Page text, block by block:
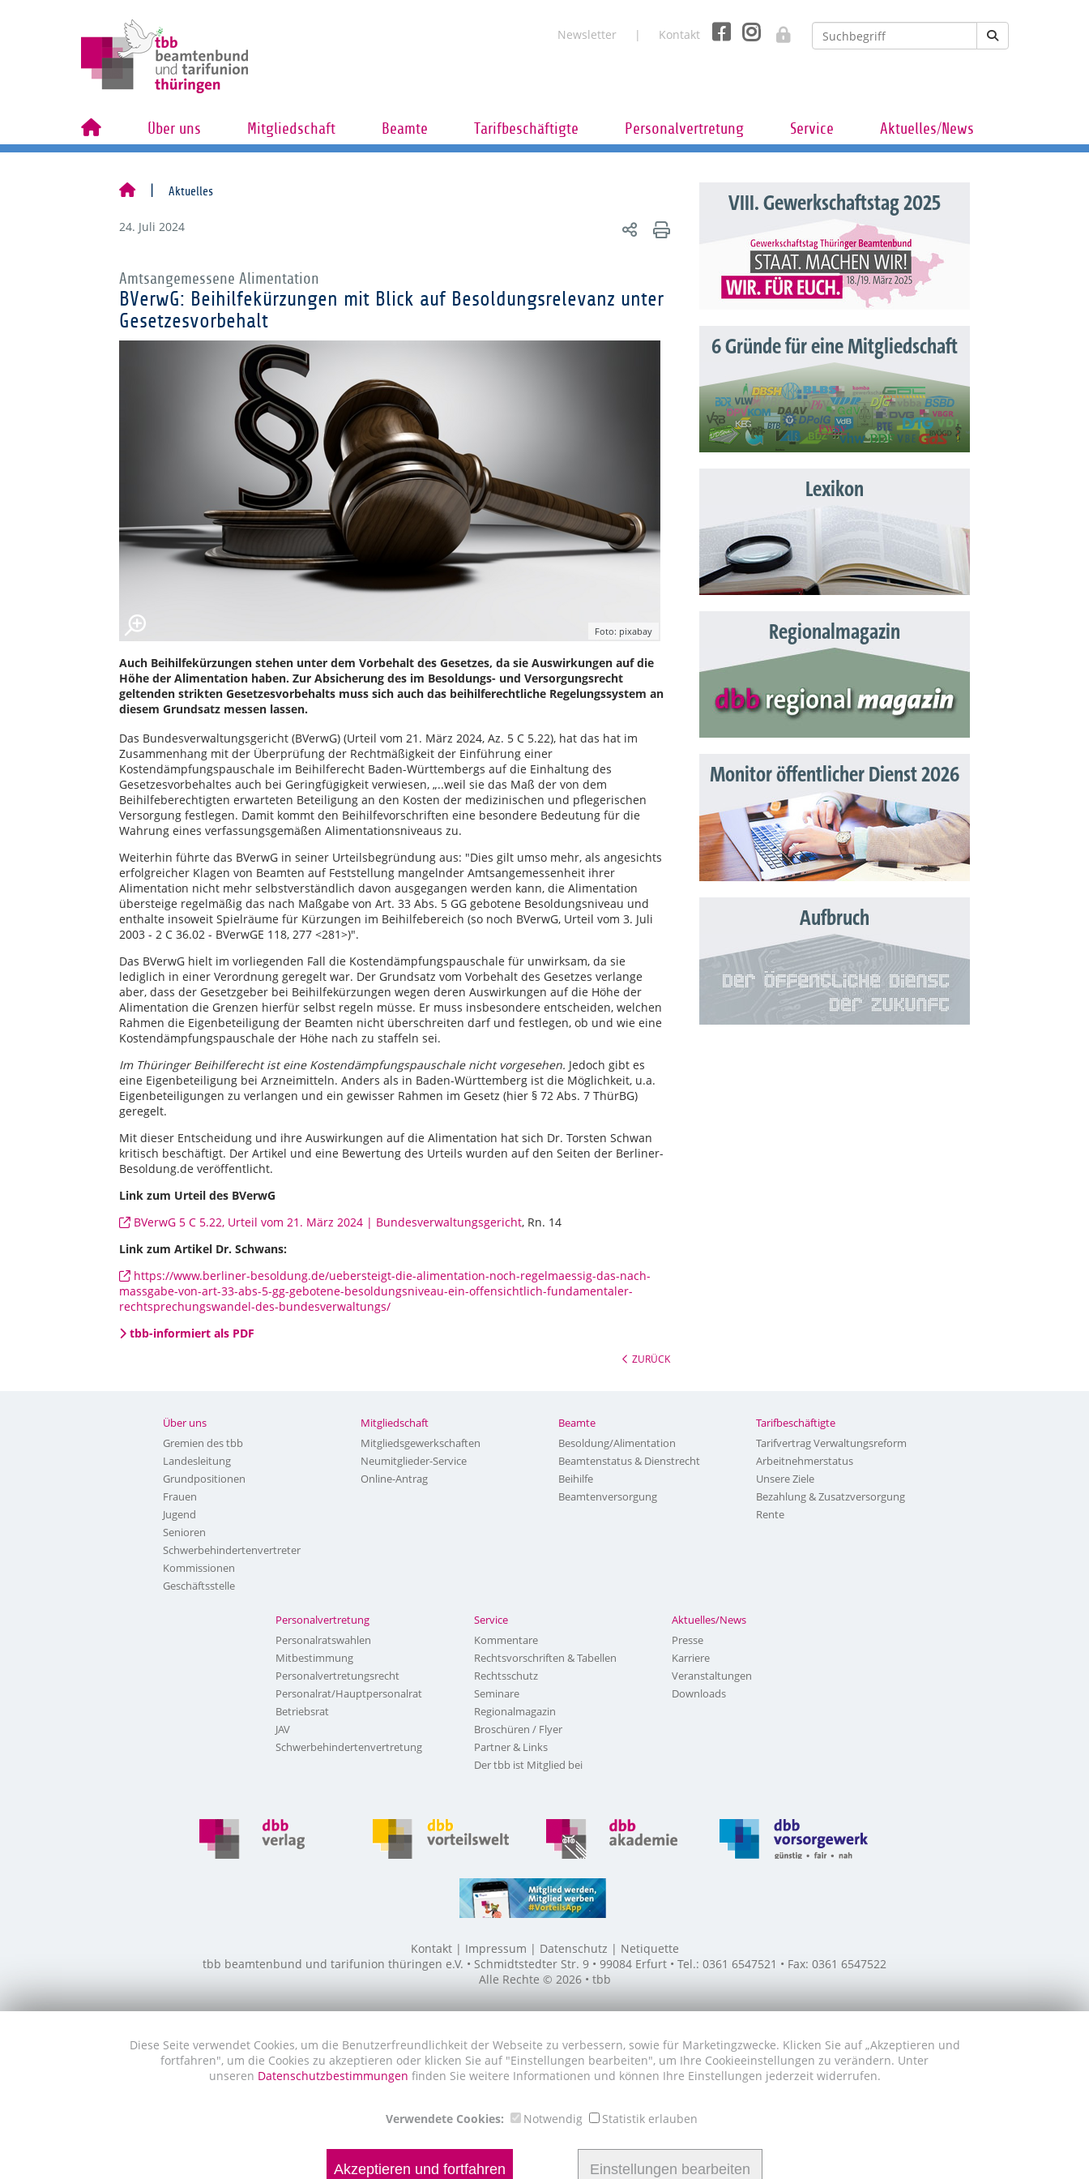
Newsletter Kontakt
Über uns Mitgliedschaft Beamte Tarifbeschäftigte Personalvertretung Service Aktuelles/News
Aktuelles
24. Juli 2024
Amtsangemessene Alimentation
BVerwG: Beihilfekürzungen mit Blick auf Besoldungsrelevanz unter
Gesetzesvorbehalt
Foto: pixabay
Auch Beihilfekürzungen stehen unter dem Vorbehalt des Gesetzes, da sie Auswirkungen auf die
Höhe der Alimentation haben. Zur Absicherung des im Besoldungs- und Versorgungsrecht
geltenden strikten Gesetzesvorbehalts muss sich auch das beihilferechtliche Regelungssystem an
diesem Grundsatz messen lassen.
Das Bundesverwaltungsgericht (BVerwG) (Urteil vom 21. März 2024, Az. 5 C 5.22), hat das hat im
Zusammenhang mit der Überprüfung der Rechtmäßigkeit der Einführung einer
Kostendämpfungspauschale im Beihilferecht Baden-Württembergs auf die Einhaltung des
Gesetzesvorbehaltes auch bei Geringfügigkeit verwiesen, „..weil sie das Maß der von dem
Beihilfeberechtigten erwarteten Beteiligung an den Kosten der medizinischen und pflegerischen
Versorgung festlegen. Damit kommt den Beihilfevorschriften eine besondere Bedeutung für die
Wahrung eines verfassungsgemäßen Alimentationsniveaus zu.
Weiterhin führte das BVerwG in seiner Urteilsbegründung aus: "Dies gilt umso mehr, als angesichts
erfolgreicher Klagen von Beamten auf Feststellung mangelnder Amtsangemessenheit ihrer
Alimentation nicht mehr selbstverständlich davon ausgegangen werden kann, die Alimentation
übersteige regelmäßig das nach Maßgabe von Art. 33 Abs. 5 GG gebotene Besoldungsniveau und
enthalte insoweit Spielräume für Kürzungen im Beihilfebereich (so noch BVerwG, Urteil vom 3. Juli
2003 - 2 C 36.02 - BVerwGE 118, 277 <281>)".
Das BVerwG hielt im vorliegenden Fall die Kostendämpfungspauschale für unwirksam, da sie
lediglich in einer Verordnung geregelt war. Der Grundsatz vom Vorbehalt des Gesetzes verlange
aber, dass der Gesetzgeber bei Beihilfekürzungen wegen deren Auswirkungen auf die Höhe der
Alimentation die Grenzen hierfür selbst regeln müsse. Er muss insbesondere entscheiden, welchen
Rahmen die Eigenbeteiligung der Beamten nicht überschreiten darf und festlegen, ob und wie eine
Kostendämpfungspauschale der Höhe nach zu staffeln sei.
Im Thüringer Beihilferecht ist eine Kostendämpfungspauschale nicht vorgesehen. Jedoch gibt es
eine Eigenbeteiligung bei Arzneimitteln. Anders als in Baden-Württemberg ist die Möglichkeit, u.a.
Eigenbeteiligungen zu verlangen und ein gewisser Rahmen im Gesetz (hier § 72 Abs. 7 ThürBG)
geregelt.
Mit dieser Entscheidung und ihre Auswirkungen auf die Alimentation hat sich Dr. Torsten Schwan
kritisch beschäftigt. Der Artikel und eine Bewertung des Urteils wurden auf den Seiten der Berliner-
Besoldung.de veröffentlicht.
Link zum Urteil des BVerwG
BVerwG 5 C 5.22, Urteil vom 21. März 2024 | Bundesverwaltungsgericht, Rn. 14
Link zum Artikel Dr. Schwans:
https://www.berliner-besoldung.de/uebersteigt-die-alimentation-noch-regelmaessig-das-nach-
massgabe-von-art-33-abs-5-gg-gebotene-besoldungsniveau-ein-offensichtlich-fundamentaler-
rechtsprechungswandel-des-bundesverwaltungs/
tbb-informiert als PDF
ZURÜCK
VIII. Gewerkschaftstag 2025
6 Gründe für eine Mitgliedschaft
Lexikon
Regionalmagazin
Monitor öffentlicher Dienst 2026
Aufbruch
Über uns
Gremien des tbb
Landesleitung
Grundpositionen
Frauen
Jugend
Senioren
Schwerbehindertenvertreter
Kommissionen
Geschäftsstelle
Mitgliedschaft
Mitgliedsgewerkschaften
Neumitglieder-Service
Online-Antrag
Beamte
Besoldung/Alimentation
Beamtenstatus & Dienstrecht
Beihilfe
Beamtenversorgung
Tarifbeschäftigte
Tarifvertrag Verwaltungsreform
Arbeitnehmerstatus
Unsere Ziele
Bezahlung & Zusatzversorgung
Rente
Personalvertretung
Personalratswahlen
Mitbestimmung
Personalvertretungsrecht
Personalrat/Hauptpersonalrat
Betriebsrat
JAV
Schwerbehindertenvertretung
Service
Kommentare
Rechtsvorschriften & Tabellen
Rechtsschutz
Seminare
Regionalmagazin
Broschüren / Flyer
Partner & Links
Der tbb ist Mitglied bei
Aktuelles/News
Presse
Karriere
Veranstaltungen
Downloads
Kontakt Impressum Datenschutz
Netiquette
tbb beamtenbund und tarifunion thüringen e.V. • Schmidtstedter Str. 9 • 99084 Erfurt • Tel.: 0361 6547521 • Fax: 0361 6547522
Alle Rechte © 2026 • tbb
Diese Seite verwendet Cookies, um die Benutzerfreundlichkeit der Webseite zu verbessern, sowie für Marketingzwecke. Klicken Sie auf „Akzeptieren und
fortfahren", um die Cookies zu akzeptieren oder klicken Sie auf "Einstellungen bearbeiten", um Ihre Cookieeinstellungen zu verändern. Unter
unseren Datenschutzbestimmungen finden Sie weitere Informationen und können Ihre Einstellungen jederzeit widerrufen.
Verwendete Cookies: Notwendig Statistik erlauben
Akzeptieren und fortfahren Einstellungen bearbeiten